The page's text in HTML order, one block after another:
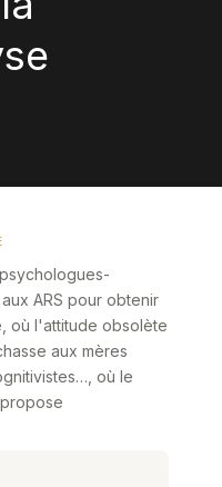
ARS pour obtenir
où l'attitude obsolète
aux mères
où le